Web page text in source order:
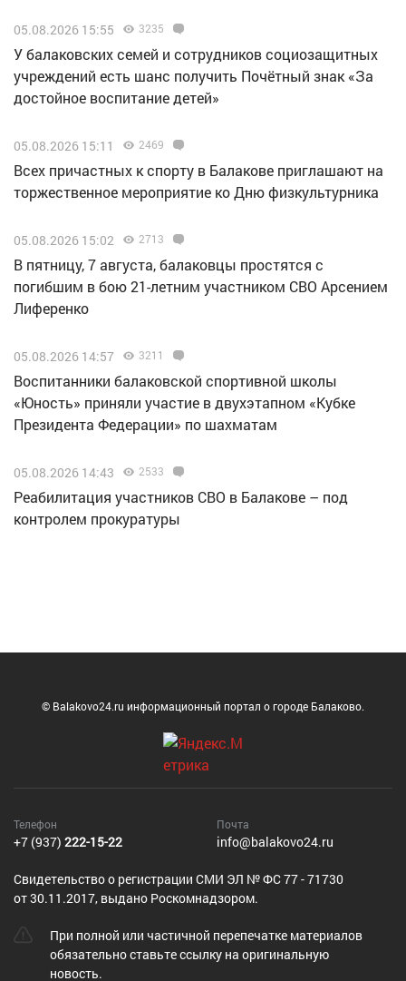
05.08.2026 15:55 3235
У балаковских семей и сотрудников социозащитных
учреждений есть шанс получить Почётный знак «За
достойное воспитание детей»
05.08.2026 15:11 2469
Всех причастных к спорту в Балакове приглашают на
торжественное мероприятие ко Дню физкультурника
05.08.2026 15:02 2713
В пятницу, 7 августа, балаковцы простятся с
погибшим в бою 21-летним участником СВО Арсением
Лиференко
05.08.2026 14:57 3211
Воспитанники балаковской спортивной школы
«Юность» приняли участие в двухэтапном «Кубке
Президента Федерации» по шахматам
05.08.2026 14:43 2533
Реабилитация участников СВО в Балакове – под
контролем прокуратуры
© Balakovo24.ru информационный портал о городе Балаково.
Телефон
+7 (937) 222-15-22
Почта
info@balakovo24.ru
Cвидетельство о регистрации СМИ ЭЛ № ФС 77 - 71730
от 30.11.2017, выдано Роскомнадзором.
При полной или частичной перепечатке материалов
обязательно ставьте ссылку на оригинальную
новость.